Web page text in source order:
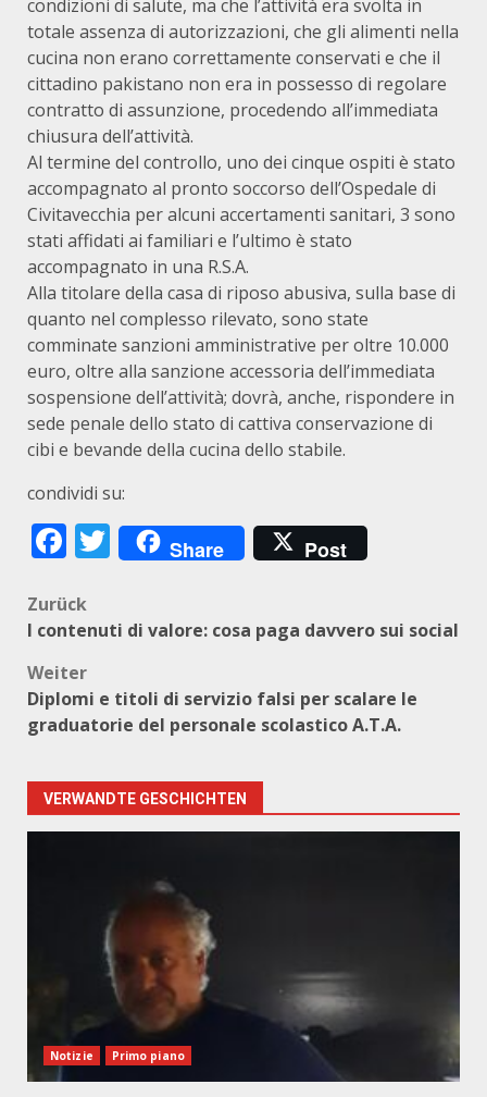
condizioni di salute, ma che l’attività era svolta in
totale assenza di autorizzazioni, che gli alimenti nella
cucina non erano correttamente conservati e che il
cittadino pakistano non era in possesso di regolare
contratto di assunzione, procedendo all’immediata
chiusura dell’attività.
Al termine del controllo, uno dei cinque ospiti è stato
accompagnato al pronto soccorso dell’Ospedale di
Civitavecchia per alcuni accertamenti sanitari, 3 sono
stati affidati ai familiari e l’ultimo è stato
accompagnato in una R.S.A.
Alla titolare della casa di riposo abusiva, sulla base di
quanto nel complesso rilevato, sono state
comminate sanzioni amministrative per oltre 10.000
euro, oltre alla sanzione accessoria dell’immediata
sospensione dell’attività; dovrà, anche, rispondere in
sede penale dello stato di cattiva conservazione di
cibi e bevande della cucina dello stabile.
condividi su:
Facebook
Twitter
Share Post
Beitragsnavigation
Zurück
I contenuti di valore: cosa paga davvero sui social
Weiter
Diplomi e titoli di servizio falsi per scalare le
graduatorie del personale scolastico A.T.A.
VERWANDTE GESCHICHTEN
Notizie Primo piano